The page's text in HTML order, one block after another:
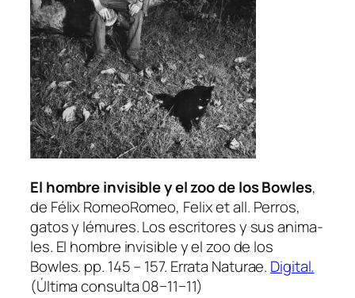
El hom­bre in­vi­si­ble y el zoo de los Bowles,
de Félix RomeoRomeo, Felix et all. Perros,
ga­tos y lé­mu­res. Los es­cri­to­res y sus ani­ma­
les. El hom­bre in­vi­si­ble y el zoo de los
Bowles. pp. 145 – 157. Errata Naturae. Digital.
(Última con­sul­ta 08−11−11)